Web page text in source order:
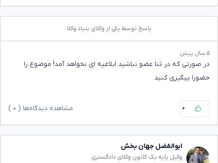
پاسخ توسط یکی از وکلای بنیاد وکلا
۵ سال پیش
در صورتی که در ثنا عضو نباشید ابلاغیه ای نخواهد آمد! موضوع را
حضورا پیگیری کنید
۰ مشاهده دیدگاه‌ها ( ۰
ابوالفضل جهان بخش
وکیل پایه یک کانون وکلای دادگستری